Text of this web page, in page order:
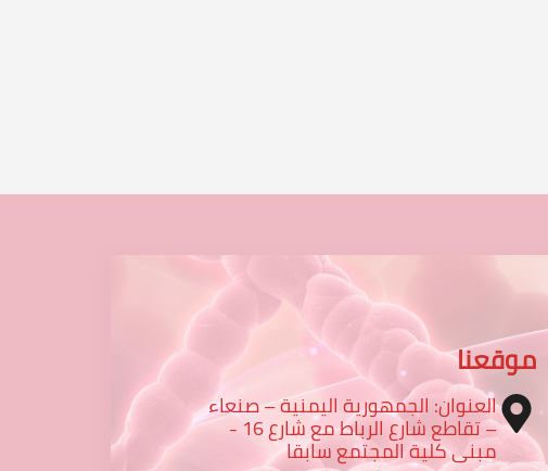
موقعنا
العنوان: الجمهورية اليمنية – صنعاء
– تقاطع شارع الرباط مع شارع 16 -
مبنى كلية المجتمع سابقا